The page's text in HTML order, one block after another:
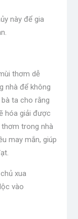
này để gia
thơm dễ
nhà để không
ta cho rằng
hóa giải được
thơm trong nhà
may mắn, giúp